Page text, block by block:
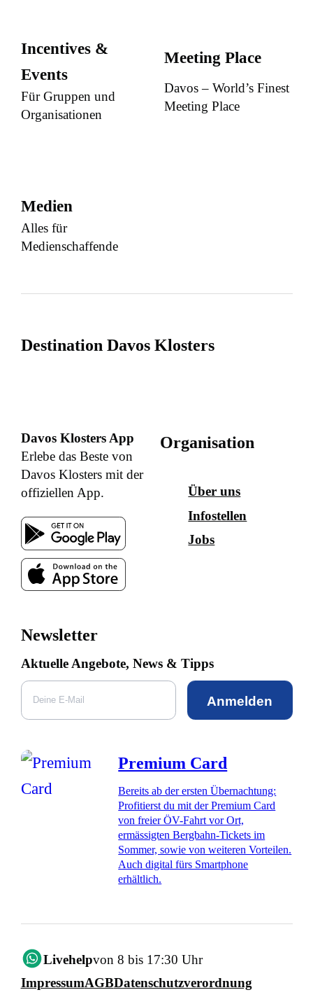
Incentives &
Events
Für Gruppen und
Organisationen
Meeting Place
Davos – World’s Finest
Meeting Place
Medien
Alles für
Medienschaffende
Destination Davos Klosters
Davos Klosters App
Erlebe das Beste von
Davos Klosters mit der
offiziellen App.
Organisation
Über uns
Infostellen
Jobs
Newsletter
Aktuelle Angebote, News & Tipps
Anmelden
Premium Card
Bereits ab der ersten Übernachtung:
Profitierst du mit der Premium Card
von freier ÖV-Fahrt vor Ort,
ermässigten Bergbahn-Tickets im
Sommer, sowie von weiteren Vorteilen.
Auch digital fürs Smartphone
erhältlich.
Livehelpvon 8 bis 17:30 Uhr
ImpressumAGBDatenschutzverordnung